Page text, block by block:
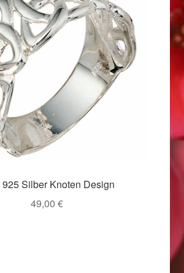
2015
2016
Silber Knoten Design
49,00 €